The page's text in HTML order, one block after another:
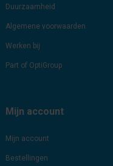
Duurzaamheid
Algemene voorwaarden
Werken bij
Part of OptiGroup
Mijn account
Mijn account
Bestellingen